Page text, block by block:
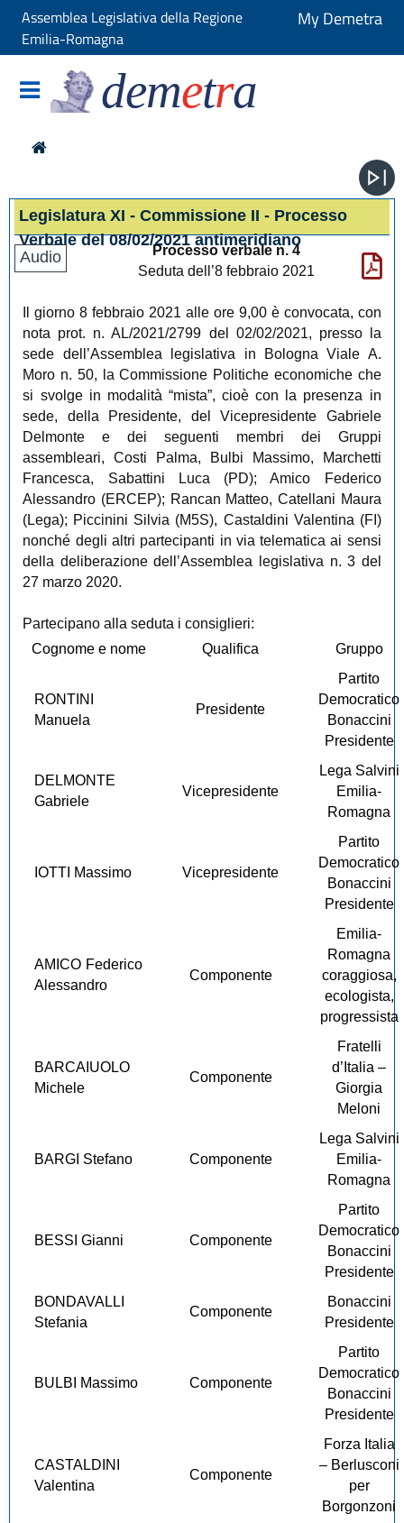
Assemblea Legislativa della Regione
Emilia-Romagna
My Demetra
demetra
Legislatura XI - Commissione II - Processo
Verbale del 08/02/2021 antimeridiano
Audio
Processo verbale n. 4
Seduta dell’8 febbraio 2021
Il giorno 8 febbraio 2021 alle ore 9,00 è convocata, con
nota prot. n. AL/2021/2799 del 02/02/2021, presso la
sede dell’Assemblea legislativa in Bologna Viale A.
Moro n. 50, la Commissione Politiche economiche che
si svolge in modalità “mista”, cioè con la presenza in
sede, della Presidente, del Vicepresidente Gabriele
Delmonte e dei seguenti membri dei Gruppi
assembleari, Costi Palma, Bulbi Massimo, Marchetti
Francesca, Sabattini Luca (PD); Amico Federico
Alessandro (ERCEP); Rancan Matteo, Catellani Maura
(Lega); Piccinini Silvia (M5S), Castaldini Valentina (FI)
nonché degli altri partecipanti in via telematica ai sensi
della deliberazione dell’Assemblea legislativa n. 3 del
27 marzo 2020.
Partecipano alla seduta i consiglieri:
Cognome e nome
Qualifica Gruppo
RONTINI
Manuela
Presidente
Partito
Democratico
Bonaccini
Presidente
DELMONTE
Gabriele
Vicepresidente
Lega Salvini
Emilia-
Romagna
IOTTI Massimo Vicepresidente
Partito
Democratico
Bonaccini
Presidente
AMICO Federico
Alessandro
Componente
Emilia-
Romagna
coraggiosa,
ecologista,
progressista
BARCAIUOLO
Michele
Componente
Fratelli
d’Italia –
Giorgia
Meloni
BARGI Stefano Componente
Lega Salvini
Emilia-
Romagna
BESSI Gianni Componente
Partito
Democratico
Bonaccini
Presidente
BONDAVALLI
Stefania
Componente
Bonaccini
Presidente
BULBI Massimo Componente
Partito
Democratico
Bonaccini
Presidente
CASTALDINI
Valentina
Componente
Forza Italia
– Berlusconi
per
Borgonzoni